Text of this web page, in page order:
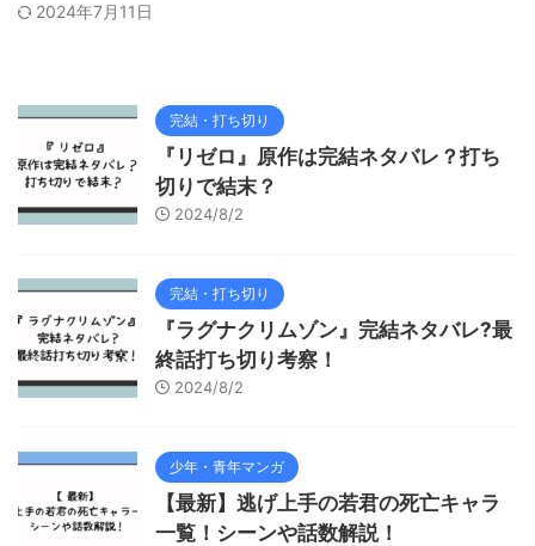
2024年7月11日
完結・打ち切り
『リゼロ』原作は完結ネタバレ？打ち
切りで結末？
2024/8/2
完結・打ち切り
『ラグナクリムゾン』完結ネタバレ?最
終話打ち切り考察！
2024/8/2
少年・青年マンガ
【最新】逃げ上手の若君の死亡キャラ
一覧！シーンや話数解説！